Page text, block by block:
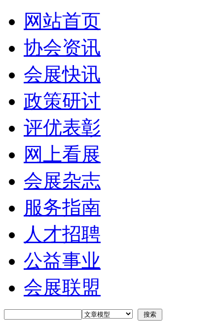
网站首页
协会资讯
会展快讯
政策研讨
评优表彰
网上看展
会展杂志
服务指南
人才招聘
公益事业
会展联盟